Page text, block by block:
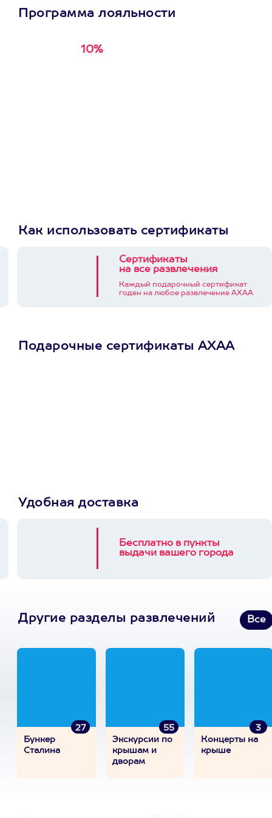
Программа лояльности
10%
Как использовать сертификаты
Сертификаты
на все развлечения
Каждый подарочный сертификат
годен на любое развлечение АХАА
Подарочные сертификаты АХАА
Удобная доставка
Бесплатно в пункты
выдачи вашего города
Другие разделы развлечений Все
27
Бункер
Сталина
55
Экскурсии по
крышам и
дворам
3
Концерты на
крыше